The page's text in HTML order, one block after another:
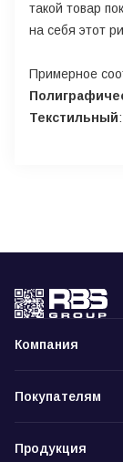
такой товар
на себя этот
Примерное
Текстильный
Компания
Покупателям
Продукция